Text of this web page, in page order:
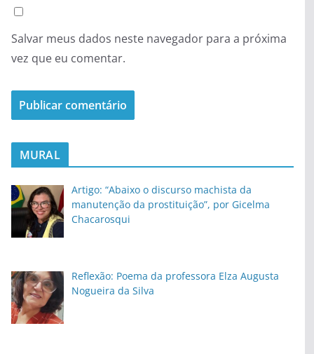
Salvar meus dados neste navegador para a próxima
vez que eu comentar.
MURAL
Artigo: “Abaixo o discurso machista da
manutenção da prostituição”, por Gicelma
Chacarosqui
Reflexão: Poema da professora Elza Augusta
Nogueira da Silva